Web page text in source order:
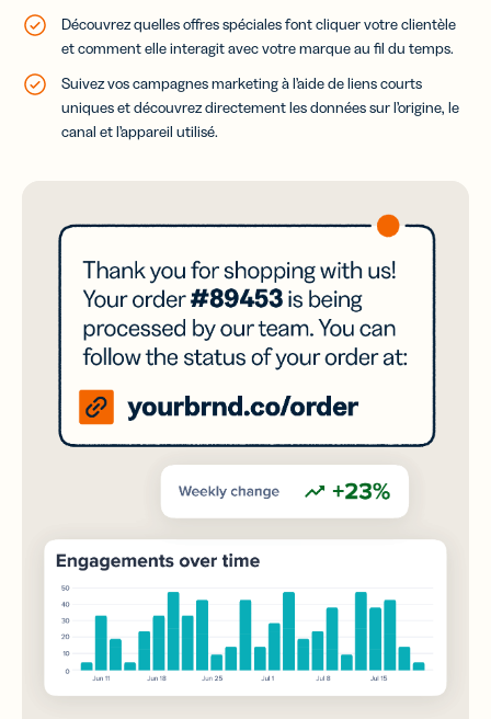
Découvrez quelles offres spéciales font cliquer votre clientèle
et comment elle interagit avec votre marque au fil du temps.
Suivez vos campagnes marketing à l’aide de liens courts
uniques et découvrez directement les données sur l’origine, le
canal et l’appareil utilisé.